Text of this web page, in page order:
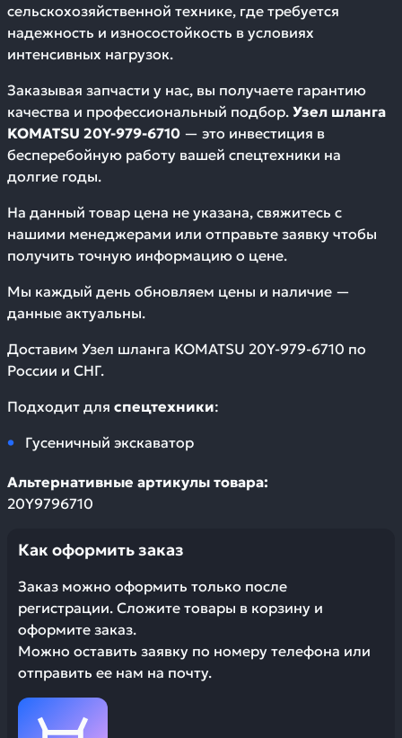
сельскохозяйственной технике, где требуется
надежность и износостойкость в условиях
интенсивных нагрузок.
Заказывая запчасти у нас, вы получаете гарантию
качества и профессиональный подбор. Узел шланга
KOMATSU 20Y-979-6710 — это инвестиция в
бесперебойную работу вашей спецтехники на
долгие годы.
На данный товар цена не указана, свяжитесь с
нашими менеджерами или отправьте заявку чтобы
получить точную информацию о цене.
Мы каждый день обновляем цены и наличие —
данные актуальны.
Доставим Узел шланга KOMATSU 20Y-979-6710 по
России и СНГ.
Подходит для спецтехники:
Гусеничный экскаватор
Альтернативные артикулы товара:
20Y9796710
Как оформить заказ
Заказ можно оформить только после
регистрации. Сложите товары в корзину и
оформите заказ.
Можно оставить заявку по номеру телефона или
отправить ее нам на почту.